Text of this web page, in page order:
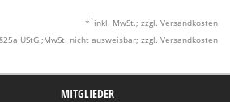
* 1 inkl. MwSt.; zzgl. Versandkosten
UStG.;MwSt. nicht ausweisbar; zzgl. Versandkosten
MITGLIEDER